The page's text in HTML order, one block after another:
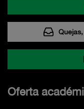
Oferta